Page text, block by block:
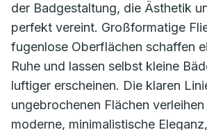
der Badgestaltung, die Ästhetik
perfekt vereint. Großformatige
fugenlose Oberflächen schaffen
Ruhe und lassen selbst kleine
luftiger erscheinen. Die klaren
ungebrochenen Flächen
moderne, minimalistische